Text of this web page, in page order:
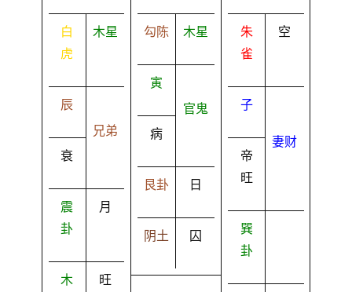
白
虎
木星
辰
衰
兄弟
震
卦
月
木 旺
勾陈 木星
寅
病
官鬼
艮卦 日
阴土 囚
朱
雀
空
子
帝
旺
妻财
巽
卦